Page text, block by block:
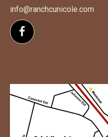
info@ranchcunicole.com
Suivez-nous sur